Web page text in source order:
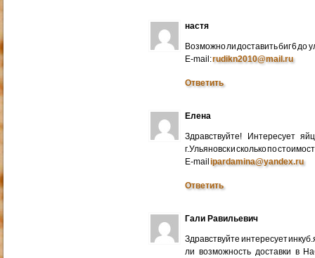
настя
Возможно ли доставить биг 6 до
E-mail:rudikn2010@mail.ru
Ответить
Елена
Здравствуйте! Интересует
г.Ульяновск и сколько по
E-mailipardamina@yandex.ru
Ответить
Гали Равильевич
Здравствуйте интересует
ли возможность доставки в